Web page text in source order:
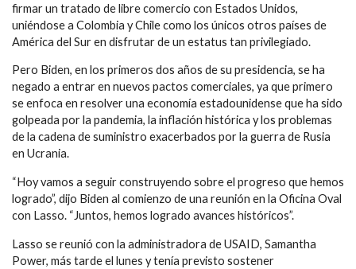
firmar un tratado de libre comercio con Estados Unidos,
uniéndose a Colombia y Chile como los únicos otros países de
América del Sur en disfrutar de un estatus tan privilegiado.
Pero Biden, en los primeros dos años de su presidencia, se ha
negado a entrar en nuevos pactos comerciales, ya que primero
se enfoca en resolver una economía estadounidense que ha sido
golpeada por la pandemia, la inflación histórica y los problemas
de la cadena de suministro exacerbados por la guerra de Rusia
en Ucrania.
“Hoy vamos a seguir construyendo sobre el progreso que hemos
logrado”, dijo Biden al comienzo de una reunión en la Oficina Oval
con Lasso. “Juntos, hemos logrado avances históricos”.
Lasso se reunió con la administradora de USAID, Samantha
Power, más tarde el lunes y tenía previsto sostener